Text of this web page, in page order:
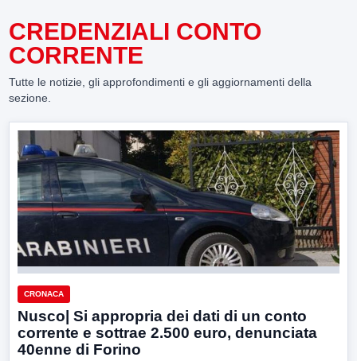
CREDENZIALI CONTO
CORRENTE
Tutte le notizie, gli approfondimenti e gli aggiornamenti della
sezione.
CRONACA
Nusco| Si appropria dei dati di un conto
corrente e sottrae 2.500 euro, denunciata
40enne di Forino